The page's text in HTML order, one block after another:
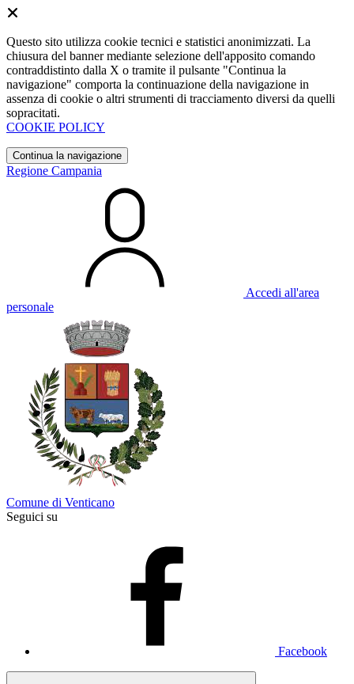
Questo sito utilizza cookie tecnici e statistici anonimizzati. La
chiusura del banner mediante selezione dell'apposito comando
contraddistinto dalla X o tramite il pulsante "Continua la
navigazione" comporta la continuazione della navigazione in
assenza di cookie o altri strumenti di tracciamento diversi da quelli
sopracitati.
COOKIE POLICY
Continua la navigazione
Regione Campania
Accedi all'area
personale
Comune di Venticano
Seguici su
Facebook